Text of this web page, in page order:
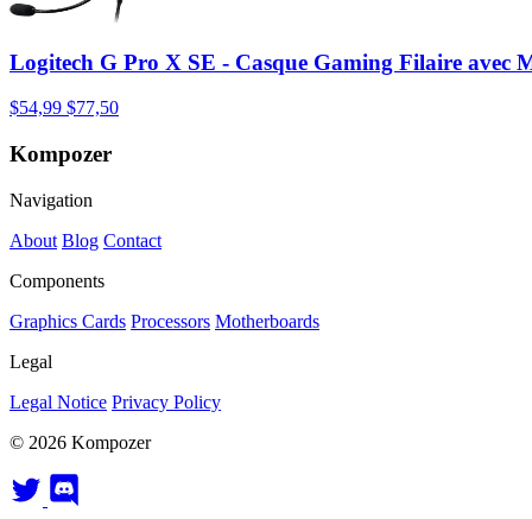
Logitech G Pro X SE - Casque Gaming Filaire avec
$54,99 $77,50
Kompozer
Navigation
About Blog Contact
Components
Graphics Cards Processors Motherboards
Legal
Legal Notice Privacy Policy
© 2026 Kompozer